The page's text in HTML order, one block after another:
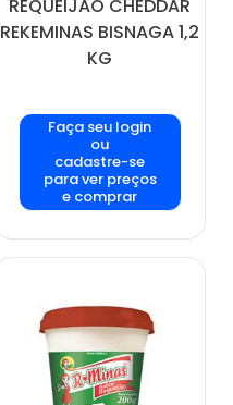
REQUEIJÃO CHEDDAR
REKEMINAS BISNAGA 1,2
KG
Faça seu login
ou
cadastre-se
para ver preços
e comprar